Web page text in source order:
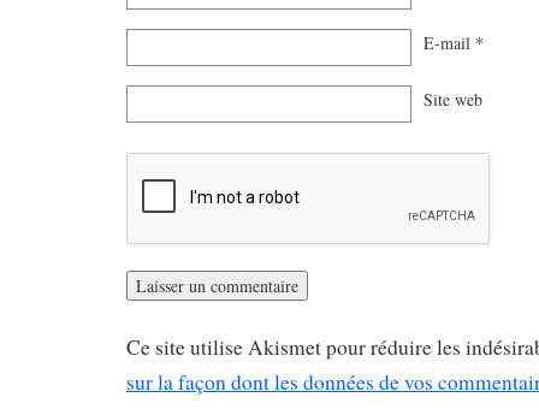
E-mail *
Site web
Ce site utilise Akismet pour réduire les
sur la façon dont les données de vos